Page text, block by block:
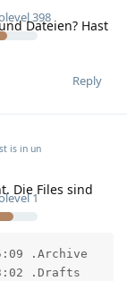
398
Dateien? Hast
Reply
1
is in un
Die Files sind
.Archive
.Drafts